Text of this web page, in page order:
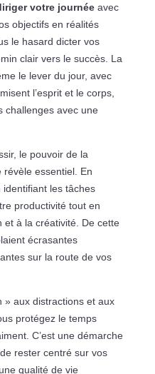
votre journéeavec
objectifs en réalités
le hasard dicter vos
clair vers le succès. La
le lever du jour, avec
l’esprit et le corps,
challenges avec une
le pouvoir de la
essentiel. En
les tâches
productivité tout en
et à la créativité. De cette
écrasantes
sur la route de vos
» aux distractions et aux
protégez le temps
C’est une démarche
rester centré sur vos
qualité de vie